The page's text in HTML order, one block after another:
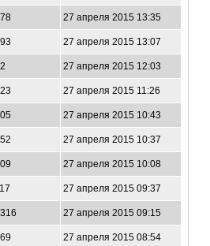
27 апреля 2015 13:35
27 апреля 2015 13:07
27 апреля 2015 12:03
27 апреля 2015 11:26
27 апреля 2015 10:43
27 апреля 2015 10:37
27 апреля 2015 10:08
27 апреля 2015 09:37
27 апреля 2015 09:15
27 апреля 2015 08:54